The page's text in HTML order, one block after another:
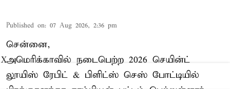
Published on: 07 Aug 2026, 2:36 pm
சென்னை,
அமெரிக்காவில் நடைபெற்ற 2026 செயின்ட்
லூயிஸ் ரேபிட் & பிளிட்ஸ் செஸ் போட்டியில்
X